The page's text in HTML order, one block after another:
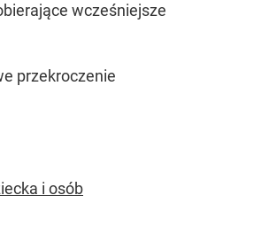
wcześniejsze
przekroczenie
i osób